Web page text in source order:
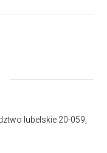
lubelskie 20-059,